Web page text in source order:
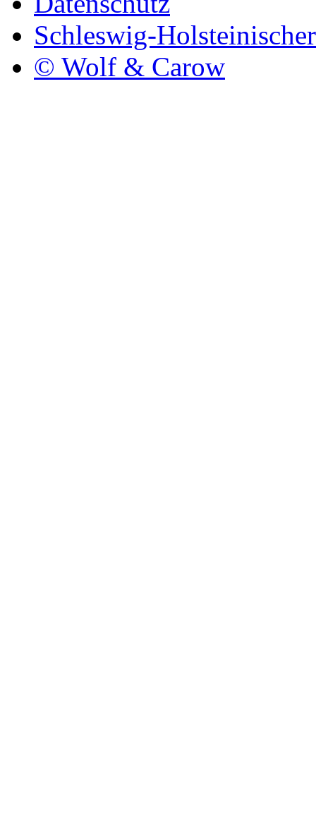
Schleswig-
© Wolf & Carow